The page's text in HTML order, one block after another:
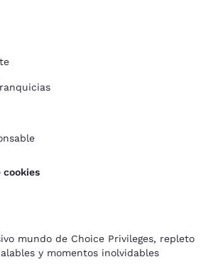
cookies
mundo de Choice Privileges, repleto
y momentos inolvidables